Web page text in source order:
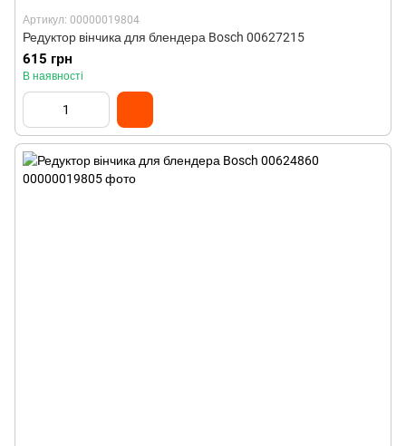
Артикул: 00000019804
Редуктор вінчика для блендера Bosch 00627215
615 грн
В наявності